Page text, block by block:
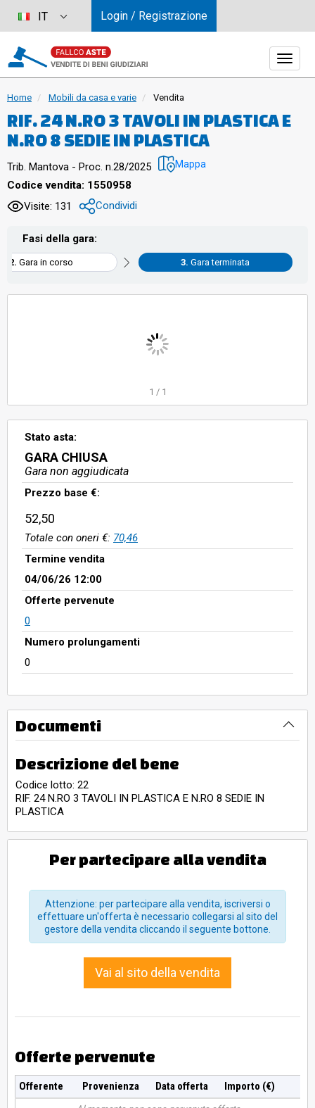
Home Mobili da casa e varie Vendita
RIF. 24 N.RO 3 TAVOLI IN PLASTICA E
N.RO 8 SEDIE IN PLASTICA
Trib. Mantova - Proc. n.28/2025 Mappa
Codice vendita: 1550958
Visite: 131
Condividi
Fasi della gara:
Gara in corso Gara terminata
1 / 1
Stato asta:
GARA CHIUSA
Gara non aggiudicata
Prezzo base €:
52,50
Totale con oneri €: 70,46
Termine vendita
04/06/26 12:00
Offerte pervenute
0
Numero prolungamenti
0
Documenti
Descrizione del bene
Codice lotto: 22
RIF. 24 N.RO 3 TAVOLI IN PLASTICA E N.RO 8 SEDIE IN
PLASTICA
Per partecipare alla vendita
Attenzione: per partecipare alla vendita, iscriversi o
effettuare un'offerta è necessario collegarsi al sito del
gestore della vendita cliccando il seguente bottone.
Vai al sito della vendita
Offerte pervenute
Offerente Provenienza Data offerta
Importo (€)
IT Login / Registrazione